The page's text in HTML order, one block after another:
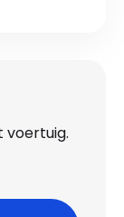
voertuig.